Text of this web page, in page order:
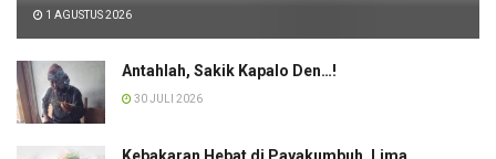
1 AGUSTUS 2026
Antahlah, Sakik Kapalo Den…!
30 JULI 2026